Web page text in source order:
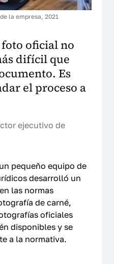
la empresa, 2021
oficial no
difícil que
Es
el proceso a
ejecutivo de
pequeño equipo de
desarrolló un
las normas
de carné,
oficiales
disponibles y se
a la normativa.